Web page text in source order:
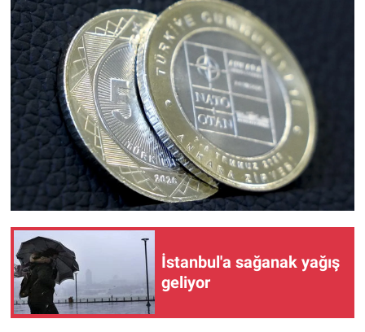
İstanbul'a sağanak yağış
geliyor